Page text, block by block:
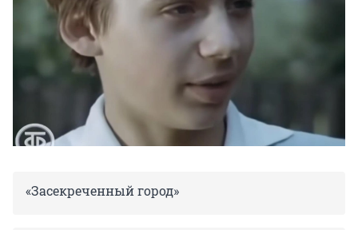
«Засекреченный город»